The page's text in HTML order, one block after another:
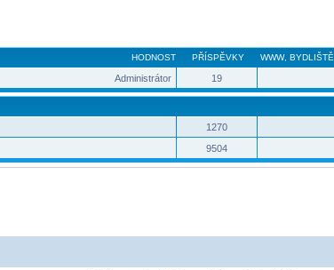
HODNOST PŘÍSPĚVKY WWW, BYDLIŠTĚ
Administrátor 19
1270
9504